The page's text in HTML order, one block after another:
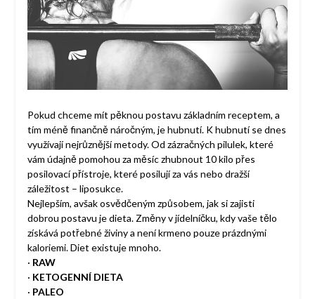
Pokud chceme mít pěknou postavu základním receptem, a
tím méně finančně náročným, jehubnutí. K hubnutí se dnes
využívají nejrůznější metody. Od zázračných pilulek, které
vám údajně pomohou za měsíc zhubnout 10 kilo přes
posilovací přístroje, které posilují za vás nebo dražší
záležitost – liposukce.
Nejlepším, avšak osvědčeným způsobem, jak si zajisti
dobrou postavu je dieta. Změny v jídelníčku, kdy vaše tělo
získává potřebné živiny a není krmeno pouze prázdnými
kaloriemi. Diet existuje mnoho.
· RAW
· KETOGENNÍ DIETA
· PALEO